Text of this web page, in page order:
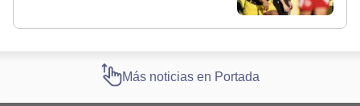
Más noticias en Portada